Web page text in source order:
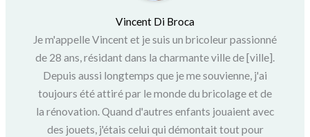
Vincent Di Broca
Je m'appelle Vincent et je suis un bricoleur passionné
de 28 ans, résidant dans la charmante ville de [ville].
Depuis aussi longtemps que je me souvienne, j'ai
toujours été attiré par le monde du bricolage et de
la rénovation. Quand d'autres enfants jouaient avec
des jouets, j'étais celui qui démontait tout pour